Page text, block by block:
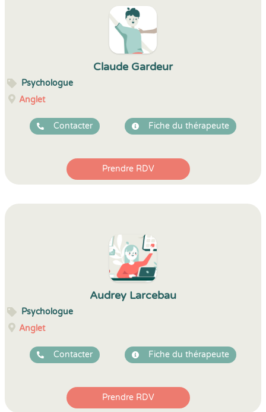
Claude Gardeur
Psychologue
Anglet
Contacter Fiche du thérapeute
Prendre RDV
Audrey Larcebau
Psychologue
Anglet
Contacter Fiche du thérapeute
Prendre RDV